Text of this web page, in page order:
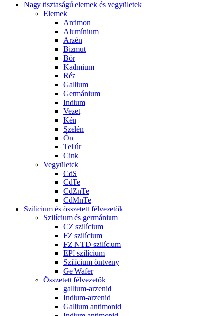
Nagy tisztaságú elemek és vegyületek
Elemek
Antimon
Alumínium
Arzén
Bizmut
Bór
Kadmium
Réz
Gallium
Germánium
Indium
Vezet
Kén
Szelén
Ón
Tellúr
Cink
Vegyületek
CdS
CdTe
CdZnTe
CdMnTe
Szilícium és összetett félvezetők
Szilícium és germánium
CZ szilícium
FZ szilícium
FZ NTD szilícium
EPI szilícium
Szilícium öntvény
Ge Wafer
Összetett félvezetők
gallium-arzenid
Indium-arzenid
Gallium antimonid